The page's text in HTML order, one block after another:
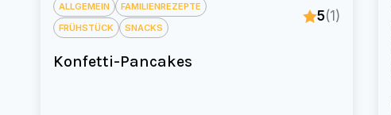
ALLGEMEIN
FAMILIENREZEPTE
FRÜHSTÜCK
SNACKS
5(1)
Konfetti-Pancakes